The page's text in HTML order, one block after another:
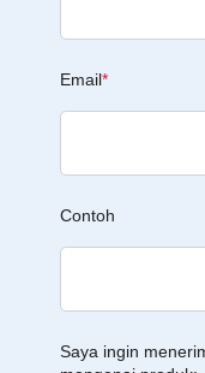
Email*
Contoh
Saya ingin